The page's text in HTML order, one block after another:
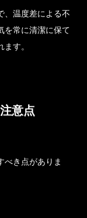
、温度差による不
を常に清潔に保て
す。
意点
べき点がありま